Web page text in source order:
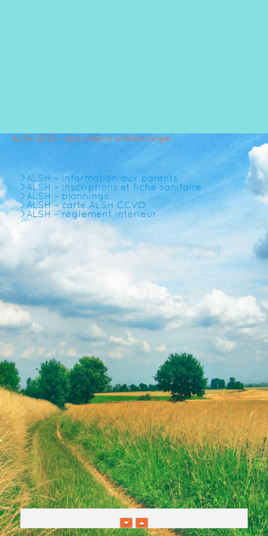
ALSH 2022 – documents à télécharger
>ALSH – information aux parents
>ALSH – inscriptions et fiche sanitaire
>ALSH – plannings
>ALSH – carte ALSH CCVO
>ALSH – règlement intérieur